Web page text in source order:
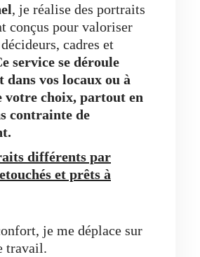
, je réalise des portraits
conçus pour valoriser
cadres et
service se déroule
dans vos locaux ou à
votre choix, partout en
contrainte de
différents par
et prêts à
je me déplace sur
travail.